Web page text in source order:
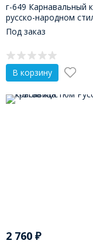
г-649 Карнавальный
русско-народном
"Ульянка"
Под заказ
В корзину
2 760 ₽